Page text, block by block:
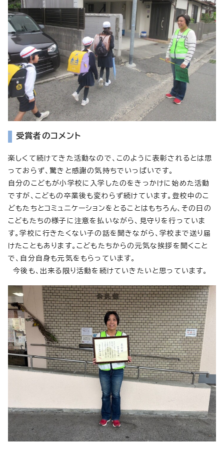
受賞者のコメント
楽しくて続けてきた活動なので、このように表彰されるとは思
っておらず、驚きと感謝の気持ちでいっぱいです。
自分のこどもが小学校に入学したのをきっかけに始めた活動
ですが、こどもの卒業後も変わらず続けています。登校中のこ
どもたちとコミュニケーションをとることはもちろん、その日の
こどもたちの様子に注意を払いながら、見守りを行っていま
す。学校に行きたくない子の話を聞きながら、学校まで送り届
けたこともあります。こどもたちからの元気な挨拶を聞くこと
で、自分自身も元気をもらっています。
今後も、出来る限り活動を続けていきたいと思っています。